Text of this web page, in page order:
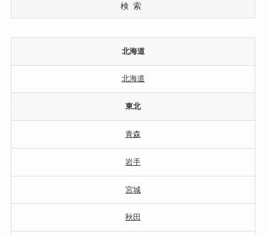
検索
北海道
北海道
東北
青森
岩手
宮城
秋田